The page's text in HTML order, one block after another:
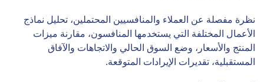
نظرة مفصلة عن العملاء والمنافسيين المحتملين، تحليل نماذج
الأعمال المختلفة التي يستخدمها المنافسون، مقارنة ميزات
المنتج والأسعار، وضع السوق الحالي والاتجاهات والآفاق
المستقبلية، تقديرات الإيرادات المتوقعة.